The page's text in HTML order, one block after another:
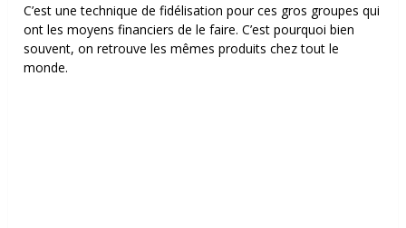
C’est une technique de fidélisation pour ces gros groupes qui
ont les moyens financiers de le faire. C’est pourquoi bien
souvent, on retrouve les mêmes produits chez tout le
monde.